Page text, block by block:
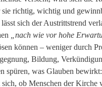
sie richtig, wichtig und
sich der Austrittstrend
„nach wie vor hohe
können – weniger durch
Bildung,
spüren, was Glauben
ob Menschen der Kirche